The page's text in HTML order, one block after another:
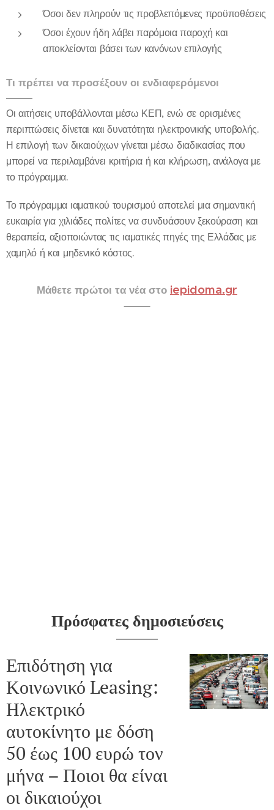
Όσοι δεν πληρούν τις προβλεπόμενες προϋποθέσεις
Όσοι έχουν ήδη λάβει παρόμοια παροχή και
αποκλείονται βάσει των κανόνων επιλογής
Τι πρέπει να προσέξουν οι ενδιαφερόμενοι
Οι αιτήσεις υποβάλλονται μέσω ΚΕΠ, ενώ σε ορισμένες
περιπτώσεις δίνεται και δυνατότητα ηλεκτρονικής υποβολής.
Η επιλογή των δικαιούχων γίνεται μέσω διαδικασίας που
μπορεί να περιλαμβάνει κριτήρια ή και κλήρωση, ανάλογα με
το πρόγραμμα.
Το πρόγραμμα ιαματικού τουρισμού αποτελεί μια σημαντική
ευκαιρία για χιλιάδες πολίτες να συνδυάσουν ξεκούραση και
θεραπεία, αξιοποιώντας τις ιαματικές πηγές της Ελλάδας με
χαμηλό ή και μηδενικό κόστος.
Μάθετε πρώτοι τα νέα στο iepidoma.gr
Πρόσφατες δημοσιεύσεις
Επιδότηση για
Κοινωνικό Leasing:
Ηλεκτρικό
αυτοκίνητο με δόση
50 έως 100 ευρώ τον
μήνα – Ποιοι θα είναι
οι δικαιούχοι